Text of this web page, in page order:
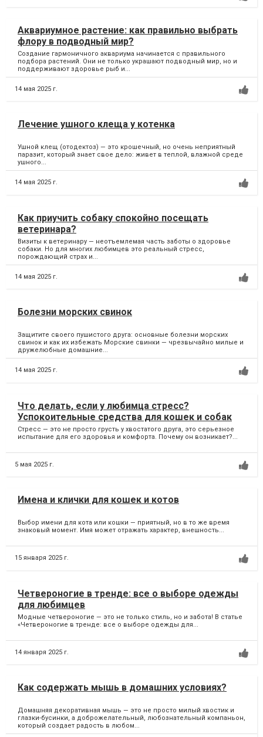
Аквариумное растение: как правильно выбрать
флору в подводный мир?
Создание гармоничного аквариума начинается с правильного
подбора растений. Они не только украшают подводный мир, но и
поддерживают здоровье рыб и...
14 мая 2025 г.
Лечение ушного клеща у котенка
Ушной клещ (отодектоз) — это крошечный, но очень неприятный
паразит, который знает свое дело: живет в теплой, влажной среде
ушного...
14 мая 2025 г.
Как приучить собаку спокойно посещать
ветеринара?
Визиты к ветеринару — неотъемлемая часть заботы о здоровье
собаки. Но для многих любимцев это реальный стресс,
порождающий страх и...
14 мая 2025 г.
Болезни морских свинок
Защитите своего пушистого друга: основные болезни морских
свинок и как их избежать Морские свинки — чрезвычайно милые и
дружелюбные домашние...
14 мая 2025 г.
Что делать, если у любимца стресс?
Успокоительные средства для кошек и собак
Стресс — это не просто грусть у хвостатого друга, это серьезное
испытание для его здоровья и комфорта. Почему он возникает?...
5 мая 2025 г.
Имена и клички для кошек и котов
Выбор имени для кота или кошки — приятный, но в то же время
знаковый момент. Имя может отражать характер, внешность...
15 января 2025 г.
Четвероногие в тренде: все о выборе одежды
для любимцев
Модные четвероногие — это не только стиль, но и забота! В статье
«Четвероногие в тренде: все о выборе одежды для...
14 января 2025 г.
Как содержать мышь в домашних условиях?
Домашняя декоративная мышь — это не просто милый хвостик и
глазки-бусинки, а доброжелательный, любознательный компаньон,
который создает радость в любом...